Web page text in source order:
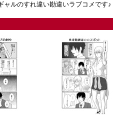
ャルのすれ違い勘違いラブコメです♪